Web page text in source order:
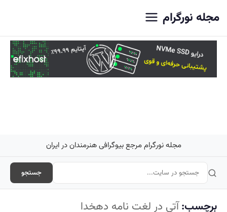
مجله نورگرام
مجله نورگرام مرجع بیوگرافی هنرمندان در ایران
جستجو
برچسب:آتی در لغت نامه دهخدا